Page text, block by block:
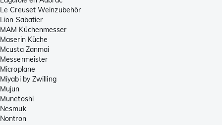
Le Creuset Weinzubehör
Lion Sabatier
MAM Küchenmesser
Maserin Küche
Mcusta Zanmai
Messermeister
Microplane
Miyabi by Zwilling
Mujun
Munetoshi
Nesmuk
Nontron